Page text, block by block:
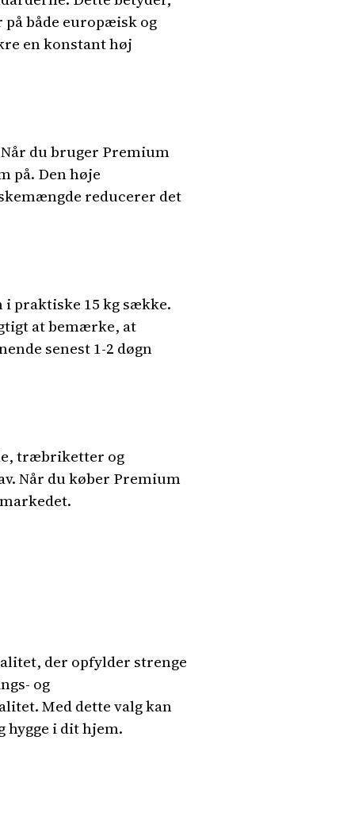
både europæisk og
en konstant høj
du bruger Premium
på. Den høje
reducerer det
praktiske 15 kg sække.
at bemærke, at
senest 1-2 døgn
træbriketter og
Når du køber Premium
der opfylder strenge
og
Med dette valg kan
hygge i dit hjem.